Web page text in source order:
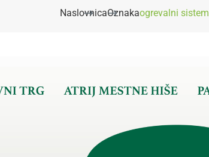
NaslovnicaOznakaogrevalni sistem